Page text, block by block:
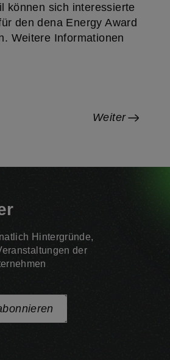
können sich interessierte
den dena Energy Award
Weitere Informationen
Weiter
Hintergründe,
der